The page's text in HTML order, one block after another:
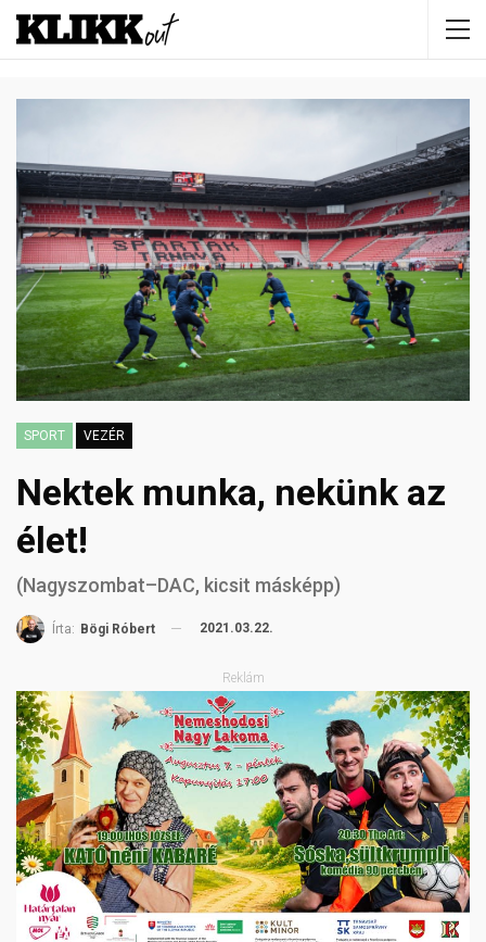
SPORT VEZÉR
Nektek munka, nekünk az
élet!
(Nagyszombat–DAC, kicsit másképp)
Írta: Bögi Róbert 2021.03.22.
Reklám